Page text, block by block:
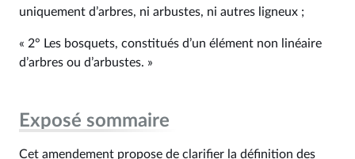
uniquement d’arbres, ni arbustes, ni autres ligneux ;
« 2° Les bosquets, constitués d’un élément non linéaire
d’arbres ou d’arbustes. »
Exposé sommaire
Cet amendement propose de clarifier la définition des